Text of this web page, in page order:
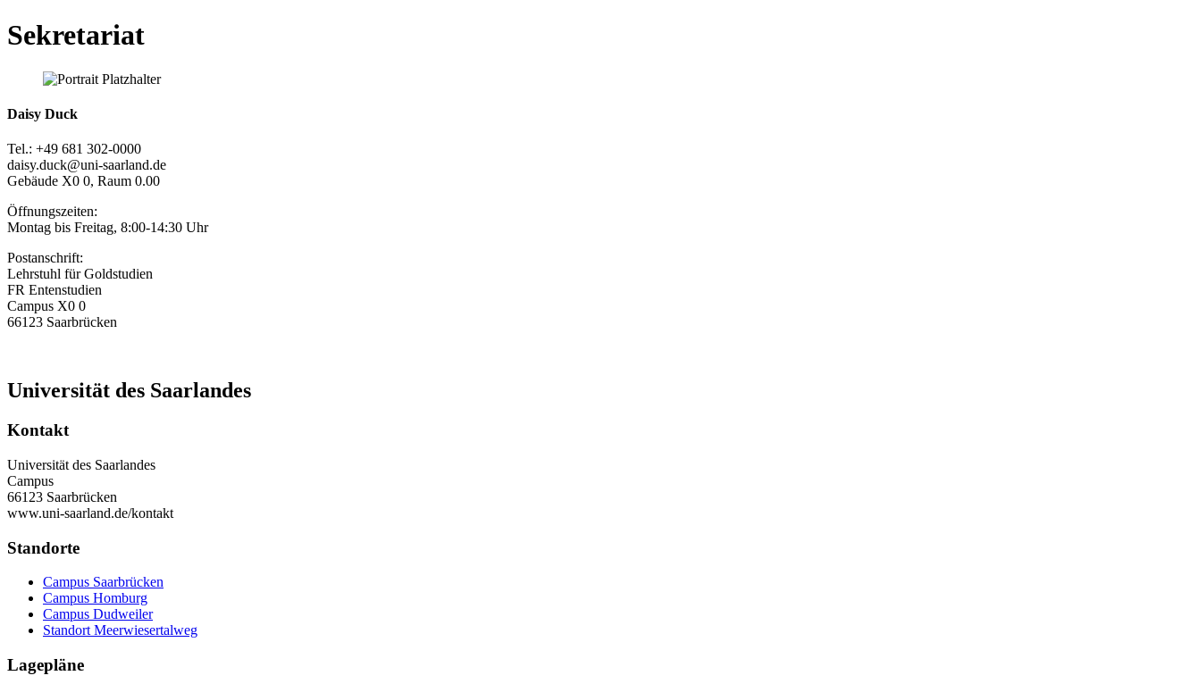
Sekretariat
Daisy Duck
Tel.: +49 681 302-0000
daisy.duck@uni-saarland.de
Gebäude X0 0, Raum 0.00
Öffnungszeiten:
Montag bis Freitag, 8:00-14:30 Uhr
Postanschrift:
Lehrstuhl für Goldstudien
FR Entenstudien
Campus X0 0
66123 Saarbrücken
Universität des Saarlandes
Kontakt
Universität des Saarlandes
Campus
66123 Saarbrücken
www.uni-saarland.de/kontakt
Standorte
Campus Saarbrücken
Campus Homburg
Campus Dudweiler
Standort Meerwiesertalweg
Lagepläne